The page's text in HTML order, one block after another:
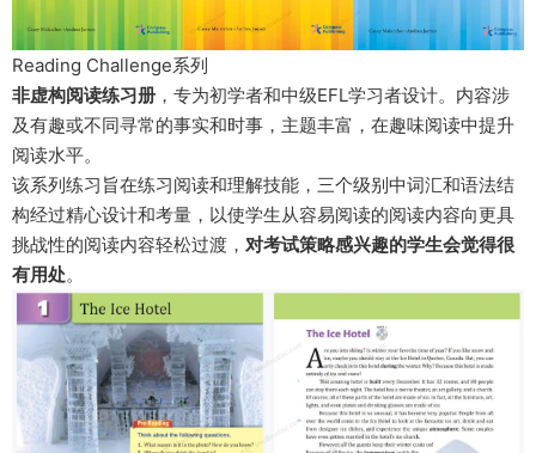
Reading Challenge系列
非虚构阅读练习册 ，专为初学者和中级EFL学习者设计。内容涉
及有趣或不同寻常的事实和时事，主题丰富，在趣味阅读中提升
阅读水平。
该系列练习旨在练习阅读和理解技能，三个级别中词汇和语法结
构经过精心设计和考量，以使学生从容易阅读的阅读内容向更具
挑战性的阅读内容轻松过渡， 对考试策略感兴趣的学生会觉得很
有用处。